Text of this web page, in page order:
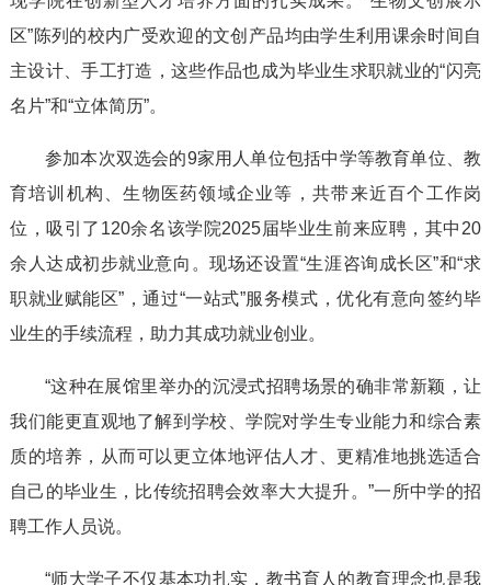
区”陈列的校内广受欢迎的文创产品均由学生利用课余时间自
主设计、手工打造，这些作品也成为毕业生求职就业的“闪亮
名片”和“立体简历”。
参加本次双选会的9家用人单位包括中学等教育单位、教
育培训机构、生物医药领域企业等，共带来近百个工作岗
位，吸引了120余名该学院2025届毕业生前来应聘，其中20
余人达成初步就业意向。现场还设置“生涯咨询成长区”和“求
职就业赋能区”，通过“一站式”服务模式，优化有意向签约毕
业生的手续流程，助力其成功就业创业。
“这种在展馆里举办的沉浸式招聘场景的确非常新颖，让
我们能更直观地了解到学校、学院对学生专业能力和综合素
质的培养，从而可以更立体地评估人才、更精准地挑选适合
自己的毕业生，比传统招聘会效率大大提升。”一所中学的招
聘工作人员说。
“师大学子不仅基本功扎实，教书育人的教育理念也是我